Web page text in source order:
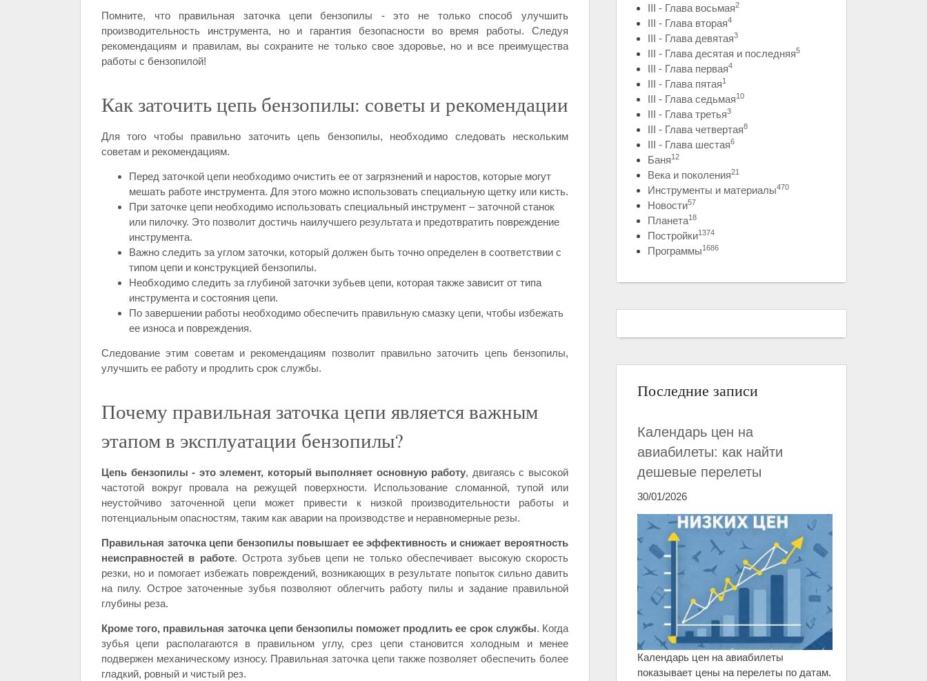
Помните, что правильная заточка цепи бензопилы - это не только способ улучшить
производительность инструмента, но и гарантия безопасности во время работы. Следуя
рекомендациям и правилам, вы сохраните не только свое здоровье, но и все преимущества
работы с бензопилой!
Как заточить цепь бензопилы: советы и рекомендации
Для того чтобы правильно заточить цепь бензопилы, необходимо следовать нескольким
советам и рекомендациям.
Перед заточкой цепи необходимо очистить ее от загрязнений и наростов, которые могут
мешать работе инструмента. Для этого можно использовать специальную щетку или кисть.
При заточке цепи необходимо использовать специальный инструмент – заточной станок
или пилочку. Это позволит достичь наилучшего результата и предотвратить повреждение
инструмента.
Важно следить за углом заточки, который должен быть точно определен в соответствии с
типом цепи и конструкцией бензопилы.
Необходимо следить за глубиной заточки зубьев цепи, которая также зависит от типа
инструмента и состояния цепи.
По завершении работы необходимо обеспечить правильную смазку цепи, чтобы избежать
ее износа и повреждения.
Следование этим советам и рекомендациям позволит правильно заточить цепь бензопилы,
улучшить ее работу и продлить срок службы.
Почему правильная заточка цепи является важным
этапом в эксплуатации бензопилы?
Цепь бензопилы - это элемент, который выполняет основную работу, двигаясь с высокой
частотой вокруг провала на режущей поверхности. Использование сломанной, тупой или
неустойчиво заточенной цепи может привести к низкой производительности работы и
потенциальным опасностям, таким как аварии на производстве и неравномерные резы.
Правильная заточка цепи бензопилы повышает ее эффективность и снижает вероятность
неисправностей в работе. Острота зубьев цепи не только обеспечивает высокую скорость
резки, но и помогает избежать повреждений, возникающих в результате попыток сильно давить
на пилу. Острое заточенные зубья позволяют облегчить работу пилы и задание правильной
глубины реза.
Кроме того, правильная заточка цепи бензопилы поможет продлить ее срок службы. Когда
зубья цепи располагаются в правильном углу, срез цепи становится холодным и менее
подвержен механическому износу. Правильная заточка цепи также позволяет обеспечить более
гладкий, ровный и чистый рез.
III - Глава восьмая2
III - Глава вторая4
III - Глава девятая3
III - Глава десятая и последняя5
III - Глава первая4
III - Глава пятая1
III - Глава седьмая10
III - Глава третья3
III - Глава четвертая8
III - Глава шестая6
Баня12
Века и поколения21
Инструменты и материалы470
Новости57
Планета18
Постройки1374
Программы1686
Последние записи
Календарь цен на
авиабилеты: как найти
дешевые перелеты
30/01/2026
Календарь цен на авиабилеты
показывает цены на перелеты по датам.